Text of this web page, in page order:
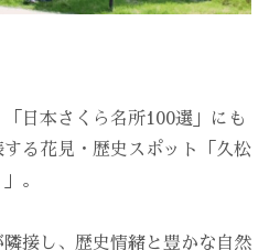
日本さくら名所100選」にも
る花見・歴史スポット「久松
。
接し、歴史情緒と豊かな自然